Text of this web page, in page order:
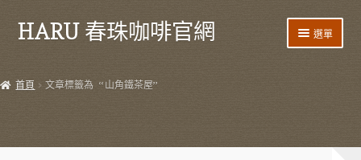
跳
至
覽
跳
至
要
HARU 春珠咖啡官網 選單
首頁 文章標籤為 “山角鐵茶屋”